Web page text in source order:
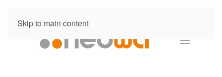
Skip to main content